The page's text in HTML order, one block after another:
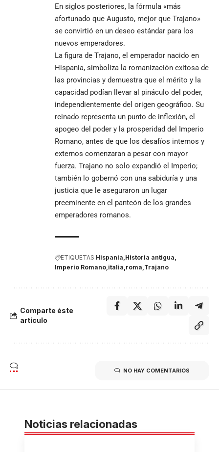
En siglos posteriores, la fórmula «más
afortunado que Augusto, mejor que Trajano»
se convirtió en un deseo estándar para los
nuevos emperadores.
La figura de Trajano, el emperador nacido en
Hispania, simboliza la romanización exitosa de
las provincias y demuestra que el mérito y la
capacidad podían llevar al pináculo del poder,
independientemente del origen geográfico. Su
reinado representa un punto de inflexión, el
apogeo del poder y la prosperidad del Imperio
Romano, antes de que los desafíos internos y
externos comenzaran a pesar con mayor
fuerza. Trajano no solo expandió el Imperio;
también lo gobernó con una sabiduría y una
justicia que le aseguraron un lugar
preeminente en el panteón de los grandes
emperadores romanos.
ETIQUETAS Hispania Historia antigua
Imperio Romano italia roma Trajano
Comparte éste
artículo
NO HAY COMENTARIOS
Noticias relacionadas